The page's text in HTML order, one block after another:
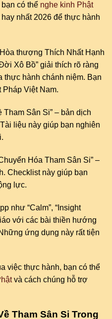
có thể nghe kinh Phật
nhất 2026 để thực hành
thượng Thích Nhất Hạnh
Xô Bồ” giải thích rõ ràng
thực hành chánh niệm. Bạn
Pháp Việt Nam.
Tham Sân Si” – bản dịch
liệu này giúp bạn nghiên
Hóa Tham Sân Si” –
Checklist này giúp bạn
lực.
như “Calm”, “Insight
với các bài thiền hướng
ứng dụng này rất tiện
việc thực hành, bạn có thể
và cách chúng hỗ trợ
Tham Sân Si Trong